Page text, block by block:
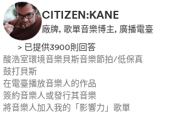
CITIZEN:KANE
廠牌, 歌單音樂博主, 廣播電臺
> 已提供3900則回答
酸浩室環境音樂貝斯音樂節拍/低保真
鼓打貝斯
在電臺播放音樂人的作品
簽約音樂人或發行其音樂
將音樂人加入我的「影響力」歌單